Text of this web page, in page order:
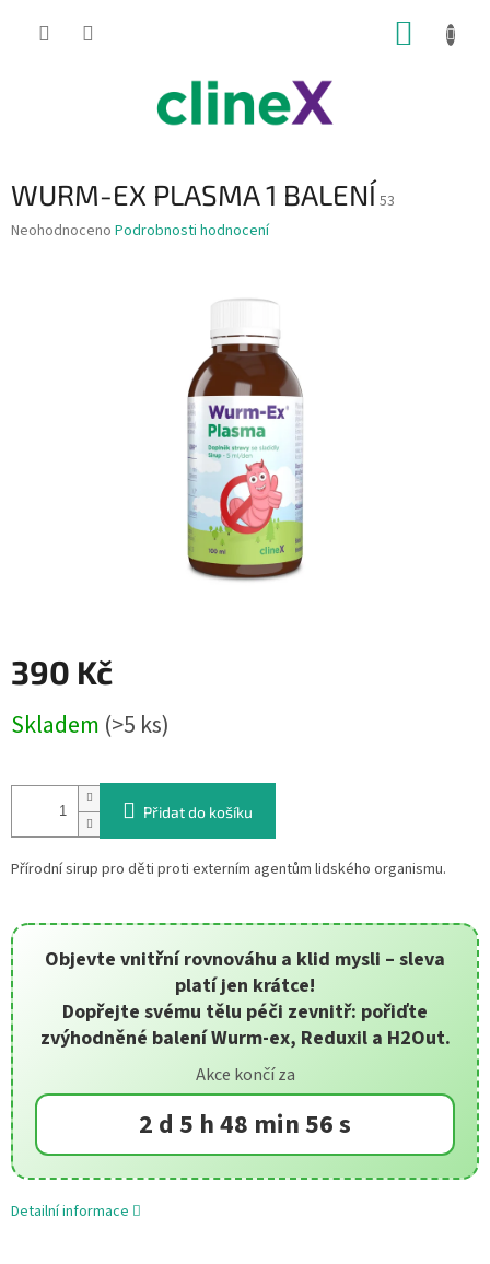
WURM-EX PLASMA 1 BALENÍ 53
Průměrné
Neohodnoceno Podrobnosti hodnocení
390 Kč
cena:
Skladem (>5 ks)
Přidat do košíku
Přírodní sirup pro děti proti externím agentům lidského organismu.
Objevte vnitřní rovnováhu a klid mysli – sleva
platí jen krátce!
Dopřejte svému tělu péči zevnitř: pořiďte
zvýhodněné balení Wurm-ex, Reduxil a H2Out.
Akce končí za
2 d 5 h 48 min 56 s
Detailní informace